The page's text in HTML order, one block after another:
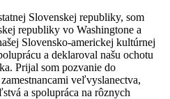
Slovenskej republiky, som
republiky vo Washingtone a
Slovensko-americkej kultúrnej
a deklaroval našu ochotu
Prijal som pozvanie do
veľvyslanectva,
a spolupráca na rôznych